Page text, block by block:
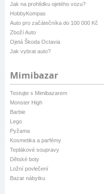
Jak na prohlídku ojetého vozu?
HobbyKompas
Auto pro začátečníka do 100 000 Kč
Zboží Auto
Ojetá Škoda Octavia
Jak vybrat auto?
Mimibazar
Testujte s Mimibazarem
Monster High
Barbie
Lego
Pyžama
Kosmetika a parfémy
Teplákové soupravy
Dětské boty
Ložní povlečení
Bazar nábytku